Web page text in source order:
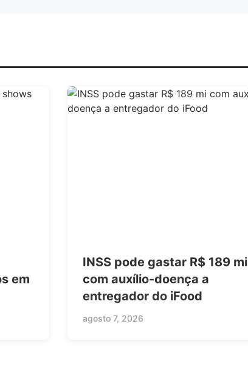
em
INSS pode gastar R$ 189 mi
com auxílio-doença a
entregador do iFood
agosto 7, 2026